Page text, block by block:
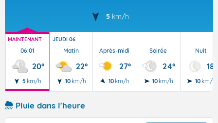
5 km/h
MAINTENANT
06:01
20°
5 km/h
JEUDI 06
Matin
22°
10 km/h
Après-midi
27°
10 km/h
Soirée
24°
10 km/h
Nuit
18°
10 km/h
Pluie dans l'heure